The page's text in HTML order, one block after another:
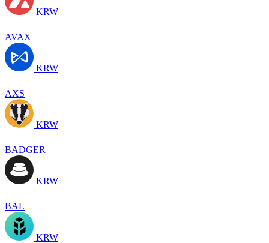
KRW
AVAX
KRW
AXS
KRW
BADGER
KRW
BAL
KRW